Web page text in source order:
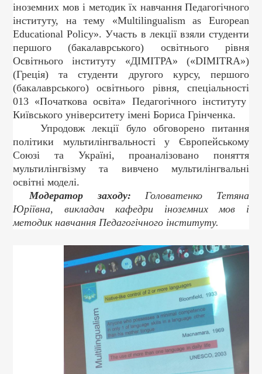
іноземних мов і методик їх навчання Педагогічного
інституту, на тему «Multilingualism as European
Educational Policy». Участь в лекції взяли студенти
першого (бакалаврського) освітнього рівня
Освітнього інституту «ДІМІТРА» («DIMITRA»)
(Греція) та студенти другого курсу,першого
(бакалаврського) освітнього рівня, спеціальності
013 «Початкова освіта» Педагогічного інституту
Київського університету імені Бориса Грінченка.
Упродовж лекції було обговорено питання
політики мультилінгвальності у Європейському
Союзі та Україні, проаналізовано поняття
мультилінгвізму та вивчено мультилінгвальні
освітні моделі.
Модератор заходу: Головатенко Тетяна
Юріївна, викладач кафедри іноземних мов і
методик навчання Педагогічного інституту.